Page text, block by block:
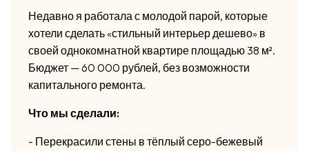
Недавно я работала с молодой парой, которые
хотели сделать «стильный интерьер дешево» в
своей однокомнатной квартире площадью 38 м².
Бюджет — 60 000 рублей, без возможности
капитального ремонта.
Что мы сделали:
- Перекрасили стены в тёплый серо-бежевый